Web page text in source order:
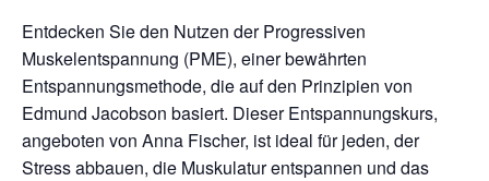
Entdecken Sie den Nutzen der Progressiven
Muskelentspannung (PME), einer bewährten
Entspannungsmethode, die auf den Prinzipien von
Edmund Jacobson basiert. Dieser Entspannungskurs,
angeboten von Anna Fischer, ist ideal für jeden, der
Stress abbauen, die Muskulatur entspannen und das